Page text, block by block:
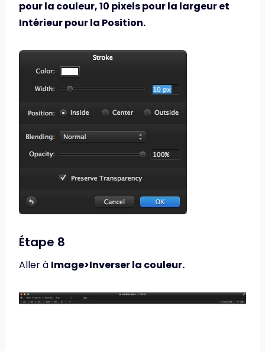
pour la couleur, 10 pixels pour la largeur et
Intérieur pour la Position.
Étape 8
Aller à Image>Inverser la couleur.